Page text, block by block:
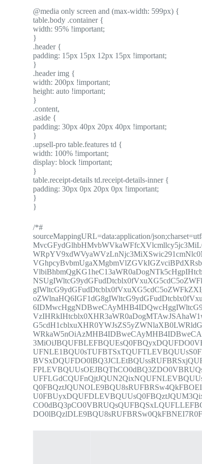
@media only screen and (max-width: 599px) {
table.body .container {
width: 95% !important;
}
.header {
padding: 15px 15px 12px 15px !important;
}
.header img {
width: 200px !important;
height: auto !important;
}
.content,
.aside {
padding: 30px 40px 20px 40px !important;
}
.upsell-pro table.features td {
width: 100% !important;
display: block !important;
}
table.receipt-details td.receipt-details-inner {
padding: 30px 0px 20px 0px !important;
}
}
/*#
sourceMappingURL=data:application/